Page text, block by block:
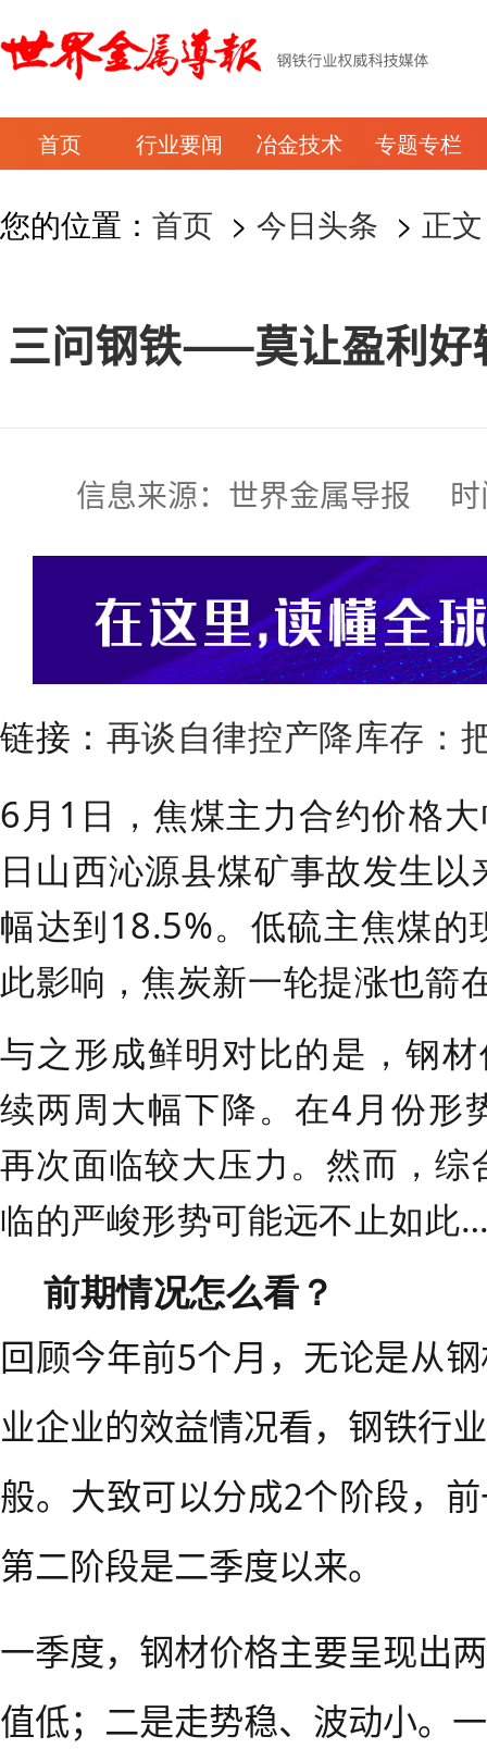
首页 行业要闻 冶金技术 专题专栏
您的位置： 首页 > 今日头条 > 正文
三问钢铁——莫让盈利
信息来源：世界金属导报 时
链接： 再谈自律控产降库存：
6月1日，焦煤主力合约价格
日山西沁源县煤矿事故发生
幅达到18.5%。低硫主焦煤
此影响，焦炭新一轮提涨也箭
与之形成鲜明对比的是，钢
续两周大幅下降。在4月份形
再次面临较大压力。然而，
临的严峻形势可能远不止如此
前期情况怎么看？
回顾今年前5个月，无论是从
业企业的效益情况看，钢铁行
般。大致可以分成2个阶段，
第二阶段是二季度以来。
一季度，钢材价格主要呈现出
值低；二是走势稳、波动小。